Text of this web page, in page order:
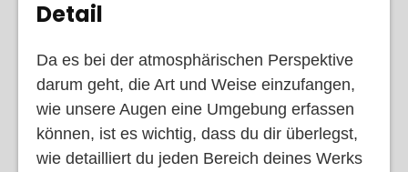
Detail
Da es bei der atmosphärischen Perspektive
darum geht, die Art und Weise einzufangen,
wie unsere Augen eine Umgebung erfassen
können, ist es wichtig, dass du dir überlegst,
wie detailliert du jeden Bereich deines Werks